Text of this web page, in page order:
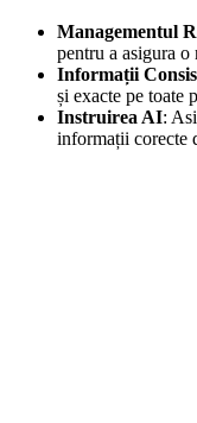
Managementul
pentru a asigura o
Informații
și exacte pe toate
Instruirea AI:
informații corecte